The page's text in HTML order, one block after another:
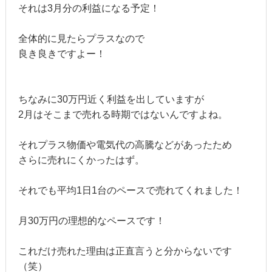
それは3月分の利益になる予定！
全体的に見たらプラスなので
良き良きですよー！
ちなみに30万円近く利益を出していますが
2月はそこまで売れる時期ではないんですよね。
それプラス物価や電気代の高騰などがあったため
さらに売れにくかったはず。
それでも平均1日1台のペースで売れてくれました！
月30万円の理想的なペースです！
これだけ売れた理由は正直言うと分からないです
（笑）